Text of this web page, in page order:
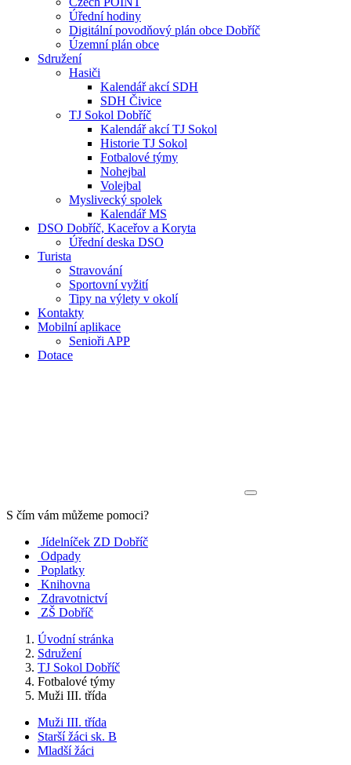
Úřední hodiny
Digitální povodňový plán obce Dobříč
Územní plán obce
Sdružení
Hasiči
Kalendář akcí SDH
SDH Čivice
TJ Sokol Dobříč
Kalendář akcí TJ Sokol
Historie TJ Sokol
Fotbalové týmy
Nohejbal
Volejbal
Myslivecký spolek
Kalendář MS
DSO Dobříč, Kaceřov a Koryta
Úřední deska DSO
Turista
Stravování
Sportovní vyžití
Tipy na výlety v okolí
Kontakty
Mobilní aplikace
Senioři APP
Dotace
S čím vám můžeme pomoci?
Jídelníček ZD Dobříč
Odpady
Poplatky
Knihovna
Zdravotnictví
ZŠ Dobříč
Úvodní stránka
Sdružení
TJ Sokol Dobříč
Fotbalové týmy
Muži III. třída
Muži III. třída
Starší žáci sk. B
Mladší žáci